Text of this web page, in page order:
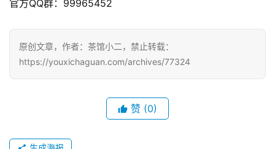
日
游
茶
上
官方QQ群：99965452
原创文章，作者：茶馆小二，禁止转载：
https://youxichaguan.com/archives/77324
赞 (0)